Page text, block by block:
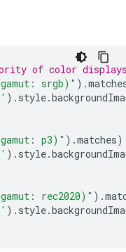
of color
srgb)" ).
). style.
p3)" ).matches)
). style.
rec2020)" ).
). style.